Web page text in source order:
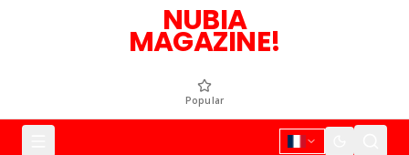
NUBIA
MAGAZINE!
Popular